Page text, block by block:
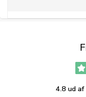
4.8 ud af